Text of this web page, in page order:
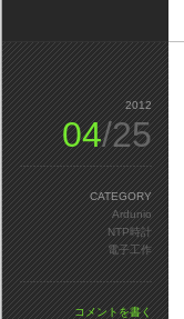
2012
04/25
CATEGORY
Ardunio
NTP時計
電子工作
コメントを書く